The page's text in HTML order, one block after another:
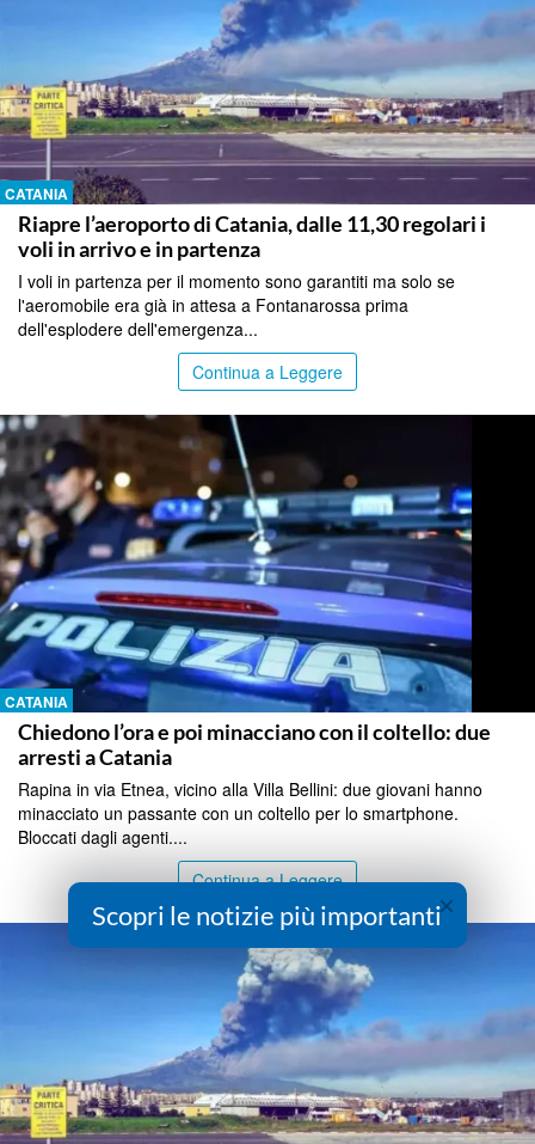
CATANIA
Riapre l’aeroporto di Catania, dalle 11,30 regolari i
voli in arrivo e in partenza
I voli in partenza per il momento sono garantiti ma solo se
l'aeromobile era già in attesa a Fontanarossa prima
dell'esplodere dell'emergenza...
Continua a Leggere
CATANIA
Chiedono l’ora e poi minacciano con il coltello: due
arresti a Catania
Rapina in via Etnea, vicino alla Villa Bellini: due giovani hanno
minacciato un passante con un coltello per lo smartphone.
Bloccati dagli agenti....
Continua a Leggere
×
Scopri le notizie più importanti